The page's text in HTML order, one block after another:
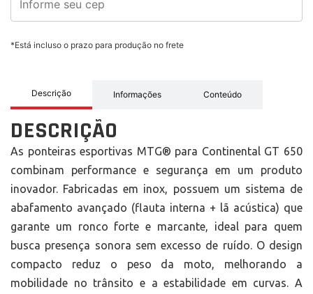
*Está incluso o prazo para produção no frete
Descrição Informações Conteúdo
DESCRIÇÃO
As ponteiras esportivas MTG® para Continental GT 650
combinam performance e segurança em um produto
inovador. Fabricadas em inox, possuem um sistema de
abafamento avançado (flauta interna + lã acústica) que
garante um ronco forte e marcante, ideal para quem
busca presença sonora sem excesso de ruído. O design
compacto reduz o peso da moto, melhorando a
mobilidade no trânsito e a estabilidade em curvas. A